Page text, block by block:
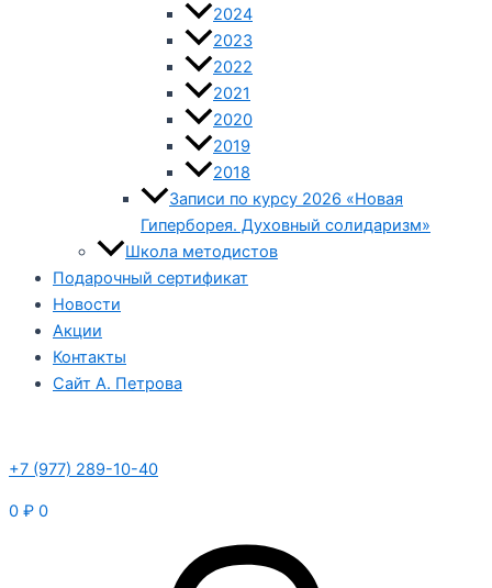
2024
2023
2022
2021
2020
2019
2018
Записи по курсу 2026 «Новая
Гиперборея. Духовный солидаризм»
Школа методистов
Подарочный сертификат
Новости
Акции
Контакты
Сайт А. Петрова
+7 (977) 289-10-40
0 ₽ 0